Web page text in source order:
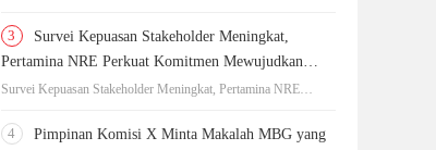
3
Survei Kepuasan Stakeholder Meningkat,
Pertamina NRE Perkuat Komitmen Mewujudkan
Transisi Energi Berkelanjutan
Survei Kepuasan Stakeholder Meningkat, Pertamina NRE
4
Pimpinan Komisi X Minta Makalah MBG yang